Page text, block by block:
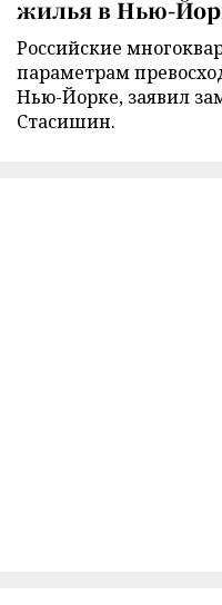
жилья в Нью-
Российские
параметрам
Нью-Йорке, заявил
Стасишин.